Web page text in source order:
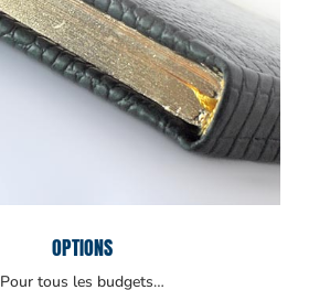
OPTIONS
Pour tous les budgets…